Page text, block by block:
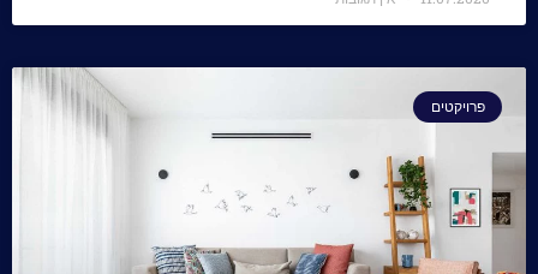
פרויקטים